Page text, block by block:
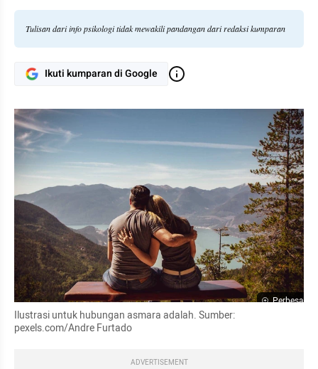
Tulisan dari info psikologi tidak mewakili pandangan dari redaksi kumparan
Ikuti kumparan di Google
Perbesar
Ilustrasi untuk hubungan asmara adalah. Sumber:
pexels.com/Andre Furtado
ADVERTISEMENT